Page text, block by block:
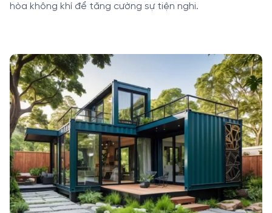
hòa không khí để tăng cường sự tiện nghi.